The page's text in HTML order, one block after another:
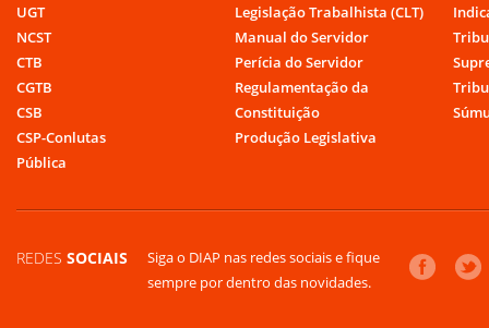
UGT
NCST
CTB
CGTB
CSB
CSP-Conlutas
Pública
Legislação Trabalhista (CLT)
Manual do Servidor
Perícia do Servidor
Regulamentação da
Constituição
Produção Legislativa
REDES SOCIAIS
Siga o DIAP nas redes sociais e fique
sempre por dentro das novidades.